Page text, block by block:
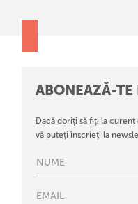
ABONEAZĂ-TE
Dacă doriți să fiți la
vă puteți înscrieți la